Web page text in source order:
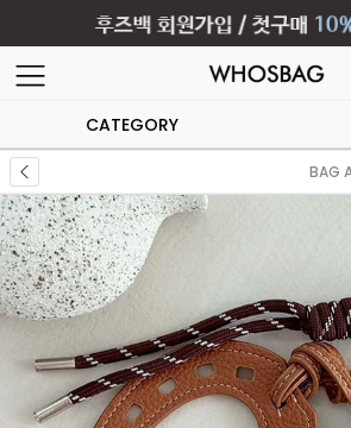
CATEGORY
BAG